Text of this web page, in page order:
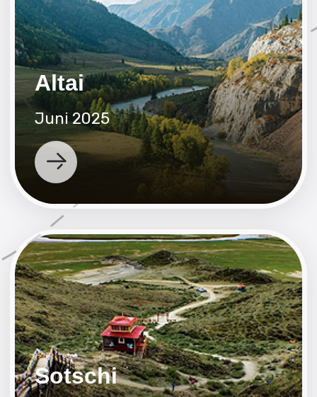
+7 (999) 555-89-99
Touren
Über uns
Schulungen und Kurse
Geschlossene
Gemeinschaft
Kontakte
Videos und Fotos
Menü
Nepal
Indien
Altai
Touren
Nepal
Indien
Kysyl
Veranstaltung